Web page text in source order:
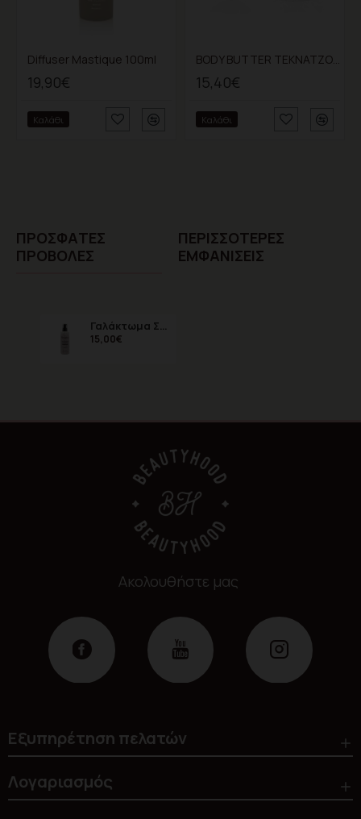
Diffuser Mastique 100ml
19,90€
Καλάθι
BODY BUTTER ΤΕΚΝΑΤΖΟΥ 200ml
15,40€
Καλάθι
ΠΡΌΣΦΑTΕΣ
ΠΡΟΒΟΛΈΣ
ΠΕΡΙΣΣΌΤΕΡΕΣ
ΕΜΦΑΝΊΣΕΙΣ
Γαλάκτωμα Σώματος με άρωμα πούδρα
15,00€
Ακολουθήστε μας
Εξυπηρέτηση πελατών
Λογαριασμός